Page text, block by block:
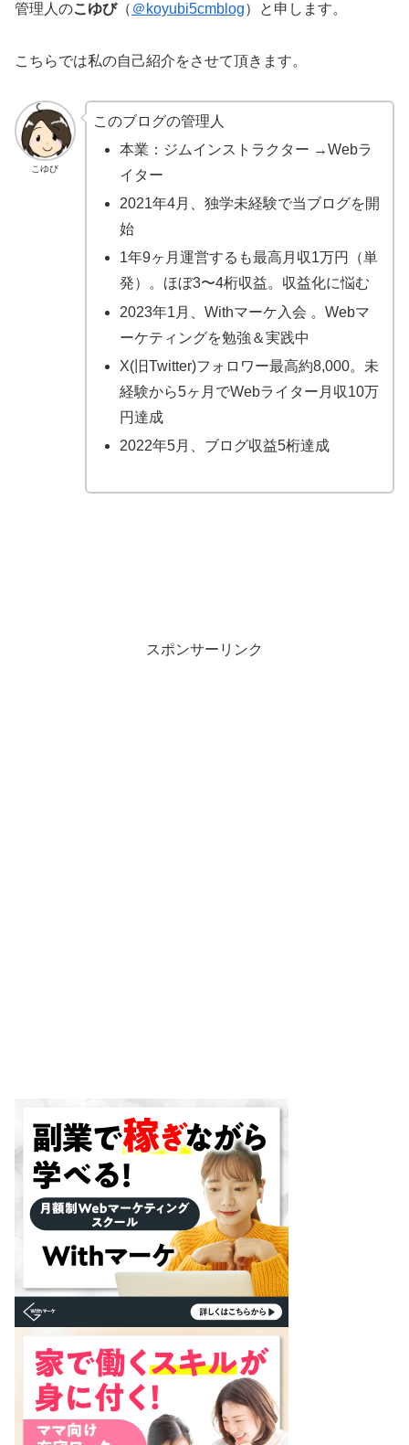
管理人のこゆび（ ＠koyubi5cmblog）と申します。
こちらでは私の自己紹介をさせて頂きます。
こゆび
このブログの管理人
本業：ジムインストラクター →Webラ
イター
2021年4月、独学未経験で当ブログを開
始
1年9ヶ月運営するも最高月収1万円（単
発）。ほぼ3〜4桁収益。収益化に悩む
2023年1月、Withマーケ入会 。Webマ
ーケティングを勉強＆実践中
X(旧Twitter)フォロワー最高約8,000。未
経験から5ヶ月でWebライター月収10万
円達成
2022年5月、ブログ収益5桁達成
スポンサーリンク